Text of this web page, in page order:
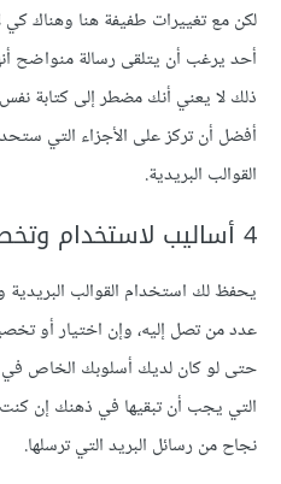
لكن مع تغييرات طفيفة هنا وهناك كي
أحد يرغب أن يتلقى رسالة منواضح
ذلك لا يعني أنك مضطر إلى كتابة
أفضل أن تركز على الأجزاء التي
القوالب البريدية.
4 أساليب لاستخدام وتخصيص القوالب البريدية
يحفظ لك استخدام القوالب
عدد من تصل إليه، وإن اختيار أو
حتى لو كان لديك أسلوبك الخاص في
التي يجب أن تبقيها في ذهنك إن
نجاح من رسائل البريد التي ترسلها.